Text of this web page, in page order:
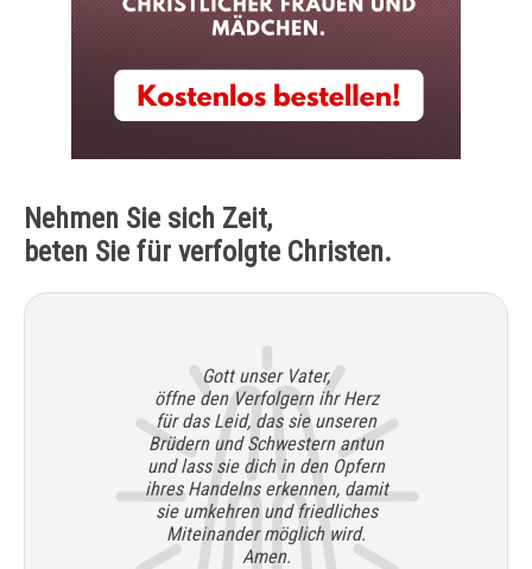
Nehmen Sie sich Zeit,
beten Sie für verfolgte Christen.
Gott unser Vater,
öffne den Verfolgern ihr Herz
für das Leid, das sie unseren
Brüdern und Schwestern antun
und lass sie dich in den Opfern
ihres Handelns erkennen, damit
sie umkehren und friedliches
Miteinander möglich wird.
Amen.